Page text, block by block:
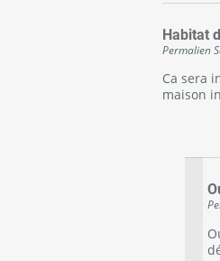
Habitat
Permalien
Ca sera
maison